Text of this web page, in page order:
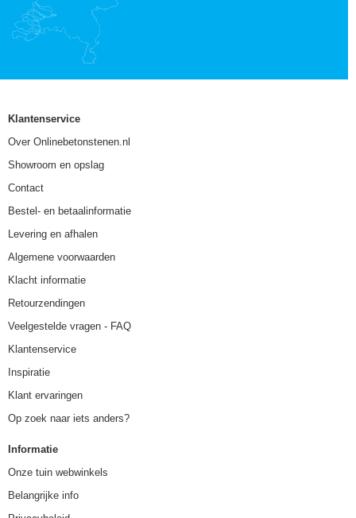
Klantenservice
Over Onlinebetonstenen.nl
Showroom en opslag
Contact
Bestel- en betaalinformatie
Levering en afhalen
Algemene voorwaarden
Klacht informatie
Retourzendingen
Veelgestelde vragen - FAQ
Klantenservice
Inspiratie
Klant ervaringen
Op zoek naar iets anders?
Informatie
Onze tuin webwinkels
Belangrijke info